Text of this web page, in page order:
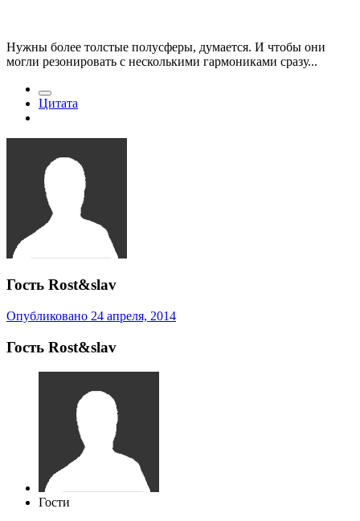
Нужны более толстые полусферы, думается. И чтобы они
могли резонировать с несколькими гармониками сразу...
Цитата
Гость Rost&slav
Опубликовано 24 апреля, 2014
Гость Rost&slav
Гости